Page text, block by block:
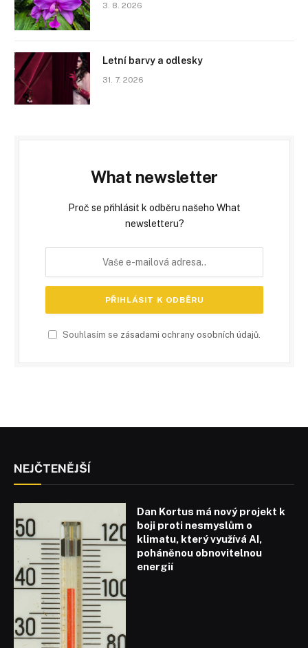
3. 8. 2026
Letní barvy a odlesky
31. 7. 2026
What newsletter
Proč se přihlásit k odběru našeho What
newsletteru?
Souhlasím se zásadami ochrany osobních údajů.
NEJČTENĚJŠÍ
Dan Kortus má nový projekt k
boji proti nesmyslům o
klimatu, který využívá AI,
poháněnou obnovitelnou
energií